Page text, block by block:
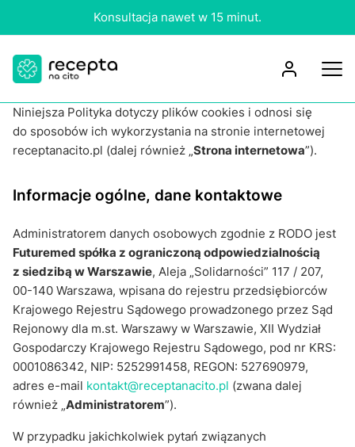
Codziennie 7:00–23:00.
Niniejsza Polityka dotyczy plików cookies i odnosi się
do sposobów ich wykorzystania na stronie internetowej
receptanacito.pl (dalej również „Strona internetowa”).
Informacje ogólne, dane kontaktowe
Administratorem danych osobowych zgodnie z RODO jest
Futuremed spółka z ograniczoną odpowiedzialnością
z siedzibą w Warszawie, Aleja „Solidarności” 117 / 207,
00-140 Warszawa, wpisana do rejestru przedsiębiorców
Krajowego Rejestru Sądowego prowadzonego przez Sąd
Rejonowy dla m.st. Warszawy w Warszawie, XII Wydział
Gospodarczy Krajowego Rejestru Sądowego, pod nr KRS:
0001086342, NIP: 5252991458, REGON: 527690979,
adres e-mail kontakt@receptanacito.pl (zwana dalej
również „Administratorem”).
W przypadku jakichkolwiek pytań związanych